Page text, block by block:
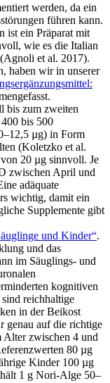
werden, da ein
führen kann.
ist ein Präparat mit
wie es die Italian
et al. 2017).
haben wir in unserer
bis zum zweiten
bis 500
µg) in Form
(Koletzko et al.
20 µg sinnvoll. Je
zwischen April und
adäquate
wichtig, damit ein
Supplemente gibt
und Kinder“.
und das
im Säuglings- und
kognitiven
reichhaltige
in der Beikost
genau auf die richtige
Alter zwischen 4 und
80 µg
Kinder 100 µg
1 g Nori-Alge 50–